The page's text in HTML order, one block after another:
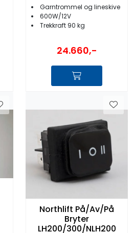
Garntrommel og lineskive
600W/12V
Trekkraft 90 kg
24.660,-
Northlift På/Av/På
Bryter
LH200/300/NLH200